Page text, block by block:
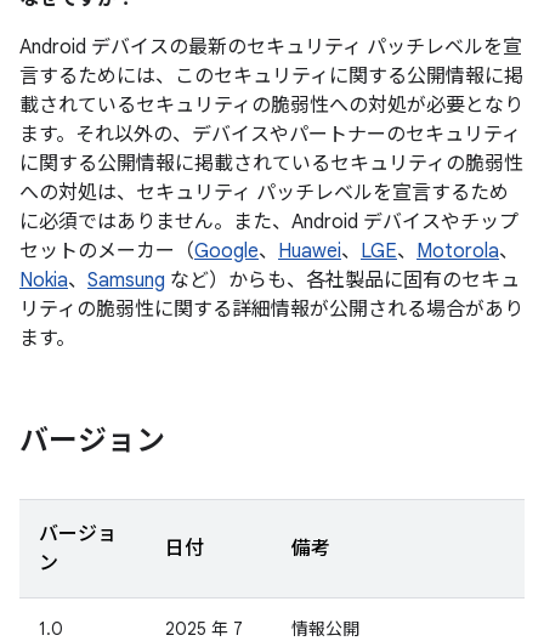
Android デバイスの最新のセキュリティ パッチレベルを宣
言するためには、このセキュリティに関する公開情報に掲
載されているセキュリティの脆弱性への対処が必要となり
ます。それ以外の、デバイスやパートナーのセキュリティ
に関する公開情報に掲載されているセキュリティの脆弱性
への対処は、セキュリティ パッチレベルを宣言するため
に必須ではありません。また、Android デバイスやチップ
セットのメーカー（Google、 Huawei、 LGE、 Motorola、
Nokia、 Samsung など）からも、各社製品に固有のセキュ
リティの脆弱性に関する詳細情報が公開される場合があり
ます。
バージョン
バージョ
ン
日付 備考
1.0
2025 年 7
情報公開